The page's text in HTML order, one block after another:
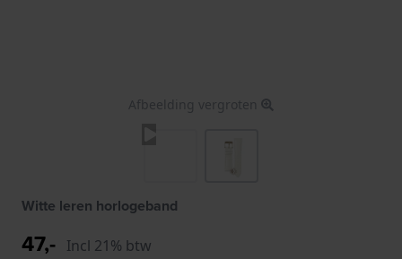
Afbeelding vergroten
Witte leren horlogeband
47,- Incl 21% btw